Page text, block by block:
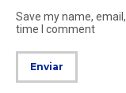
Save my name,
time I comment